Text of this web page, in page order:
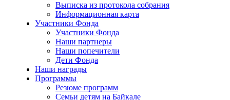
Выписка из протокола собрания
Информационная карта
Участники Фонда
Участники Фонда
Наши партнеры
Наши попечители
Дети Фонда
Наши награды
Программы
Резюме программ
Семьи детям на Байкале